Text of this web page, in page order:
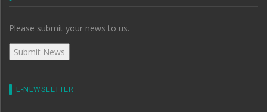
Please submit your news to us.
E-NEWSLETTER